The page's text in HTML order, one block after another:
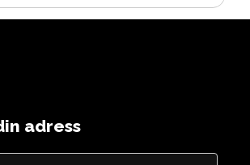
adress